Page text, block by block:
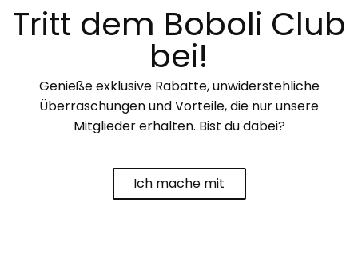
Tritt dem Boboli Club
bei!
Genieße exklusive Rabatte, unwiderstehliche
Überraschungen und Vorteile, die nur unsere
Mitglieder erhalten. Bist du dabei?
Ich mache mit